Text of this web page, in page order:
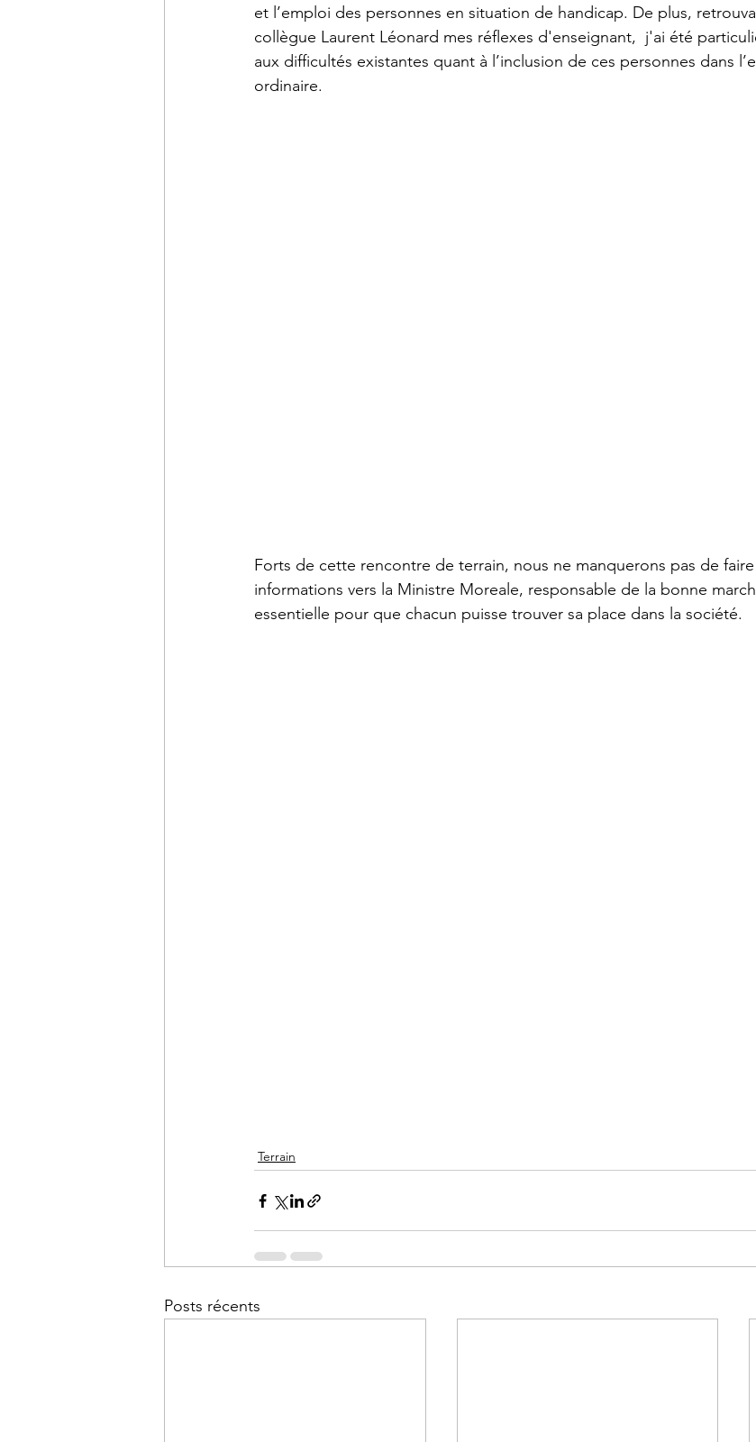
et l’emploi des personnes en situation de handicap. De plus,
collègue Laurent Léonard mes réflexes d'enseignant,  j'ai été
aux difficultés existantes quant à l’inclusion de ces personnes dans
ordinaire.
Forts de cette rencontre de terrain, nous ne manquerons pas de
informations vers la Ministre Moreale, responsable de la bonne
essentielle pour que chacun puisse trouver sa place dans la société.
Terrain
Posts récents